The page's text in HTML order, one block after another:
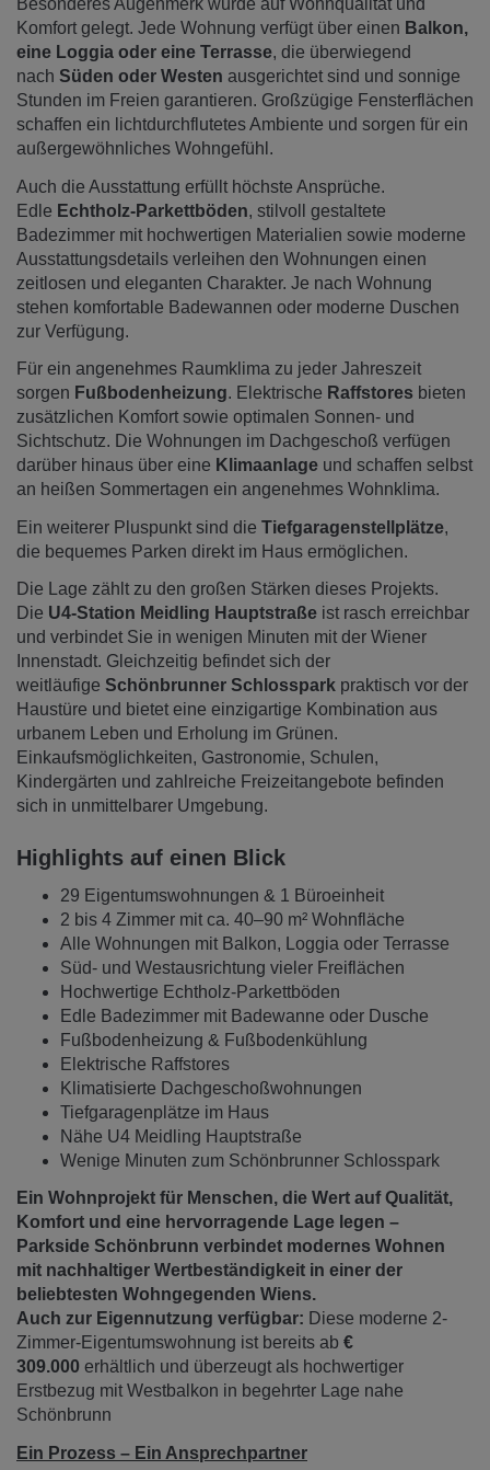
Besonderes Augenmerk wurde auf Wohnqualität und
Komfort gelegt. Jede Wohnung verfügt über einen Balkon,
eine Loggia oder eine Terrasse, die überwiegend
nach Süden oder Westen ausgerichtet sind und sonnige
Stunden im Freien garantieren. Großzügige Fensterflächen
schaffen ein lichtdurchflutetes Ambiente und sorgen für ein
außergewöhnliches Wohngefühl.
Auch die Ausstattung erfüllt höchste Ansprüche.
Edle Echtholz-Parkettböden, stilvoll gestaltete
Badezimmer mit hochwertigen Materialien sowie moderne
Ausstattungsdetails verleihen den Wohnungen einen
zeitlosen und eleganten Charakter. Je nach Wohnung
stehen komfortable Badewannen oder moderne Duschen
zur Verfügung.
Für ein angenehmes Raumklima zu jeder Jahreszeit
sorgen Fußbodenheizung. Elektrische Raffstores bieten
zusätzlichen Komfort sowie optimalen Sonnen- und
Sichtschutz. Die Wohnungen im Dachgeschoß verfügen
darüber hinaus über eine Klimaanlage und schaffen selbst
an heißen Sommertagen ein angenehmes Wohnklima.
Ein weiterer Pluspunkt sind die Tiefgaragenstellplätze,
die bequemes Parken direkt im Haus ermöglichen.
Die Lage zählt zu den großen Stärken dieses Projekts.
Die U4-Station Meidling Hauptstraße ist rasch erreichbar
und verbindet Sie in wenigen Minuten mit der Wiener
Innenstadt. Gleichzeitig befindet sich der
weitläufige Schönbrunner Schlosspark praktisch vor der
Haustüre und bietet eine einzigartige Kombination aus
urbanem Leben und Erholung im Grünen.
Einkaufsmöglichkeiten, Gastronomie, Schulen,
Kindergärten und zahlreiche Freizeitangebote befinden
sich in unmittelbarer Umgebung.
Highlights auf einen Blick
29 Eigentumswohnungen & 1 Büroeinheit
2 bis 4 Zimmer mit ca. 40–90 m² Wohnfläche
Alle Wohnungen mit Balkon, Loggia oder Terrasse
Süd- und Westausrichtung vieler Freiflächen
Hochwertige Echtholz-Parkettböden
Edle Badezimmer mit Badewanne oder Dusche
Fußbodenheizung & Fußbodenkühlung
Elektrische Raffstores
Klimatisierte Dachgeschoßwohnungen
Tiefgaragenplätze im Haus
Nähe U4 Meidling Hauptstraße
Wenige Minuten zum Schönbrunner Schlosspark
Ein Wohnprojekt für Menschen, die Wert auf Qualität,
Komfort und eine hervorragende Lage legen –
Parkside Schönbrunn verbindet modernes Wohnen
mit nachhaltiger Wertbeständigkeit in einer der
beliebtesten Wohngegenden Wiens.
Auch zur Eigennutzung verfügbar: Diese moderne 2-
Zimmer-Eigentumswohnung ist bereits ab €
309.000 erhältlich und überzeugt als hochwertiger
Erstbezug mit Westbalkon in begehrter Lage nahe
Schönbrunn
Ein Prozess – Ein Ansprechpartner